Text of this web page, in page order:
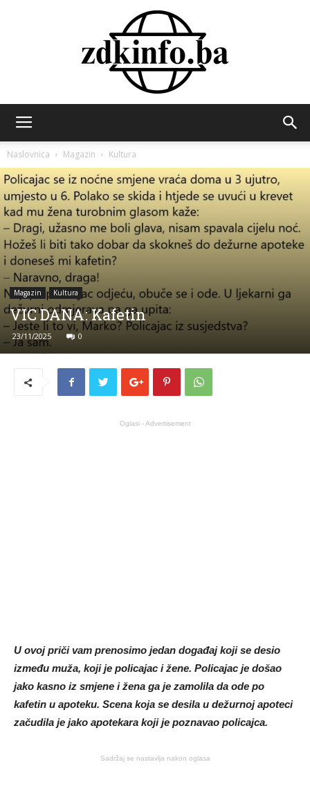
INFO
Naslovnica Magazin Kultura
Magazin Kultura
VIC DANA: Kafetin
23/11/2025 0
Oglasi - Advertisement
U ovoj priči vam prenosimo jedan događaj koji se desio
između muža, koji je policajac i žene. Policajac je došao
jako kasno iz smjene i žena ga je zamolila da ode po
kafetin u apoteku. Scena koja se desila u dežurnoj apoteci
začudila je jako apotekara koji je poznavao policajca.
Sadržaj se nastavlja nakon oglasa